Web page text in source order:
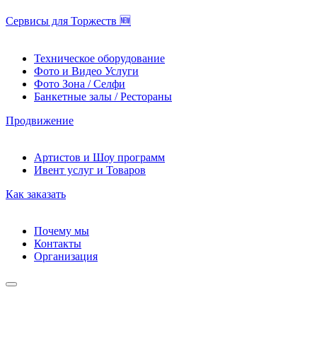
Сервисы для Торжеств 🆕
Техническое оборудование
Фото и Видео Услуги
Фото Зона / Селфи
Банкетные залы / Рестораны
Продвижение
Артистов и Шоу программ
Ивент услуг и Товаров
Как заказать
Почему мы
Контакты
Организация